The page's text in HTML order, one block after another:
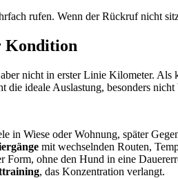
rufen. Wenn der Rückruf nicht
Kondition
nicht in erster Linie Kilometer. Als
die ideale Auslastung, besonders nicht
in Wiese oder Wohnung, später
mit wechselnden Routen,
Form, ohne den Hund in eine
, das Konzentration verlangt.